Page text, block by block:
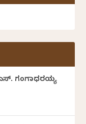
ಗಂಗಾಧರಯ್ಯ